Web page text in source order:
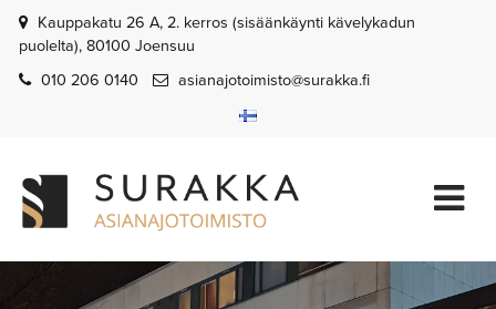
Siirry pääsisältöön
Kauppakatu 26 A, 2. kerros (sisäänkäynti kävelykadun
puolelta), 80100 Joensuu
010 206 0140
asianajotoimisto@surakka.fi